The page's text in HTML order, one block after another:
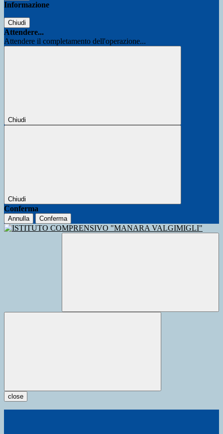
Informazione
Chiudi
Attendere...
Attendere il completamento dell'operazione...
Chiudi
Chiudi
Conferma
Annulla Conferma
close